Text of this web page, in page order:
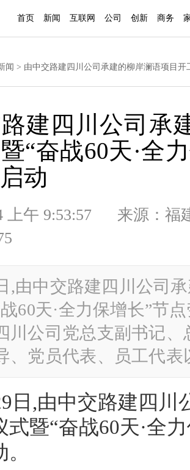
首页 新闻 互联网 公司 创新 商务
闻 > 由中交路建四川公司承建的柳岸澜语项目开
建四川公司承
“奋战60天·全
动
上午 9:53:57 来源：
,由中交路建四川公司
60天·全力保增长”节
川公司党总支副书记
、党员代表、员工代
日,由中交路建四川
式暨“奋战60天·全